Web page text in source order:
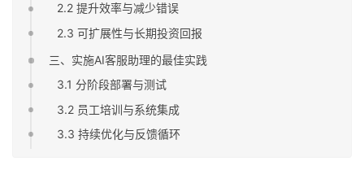
2.2 提升效率与减少错误
2.3 可扩展性与长期投资回报
三、实施AI客服助理的最佳实践
3.1 分阶段部署与测试
3.2 员工培训与系统集成
3.3 持续优化与反馈循环